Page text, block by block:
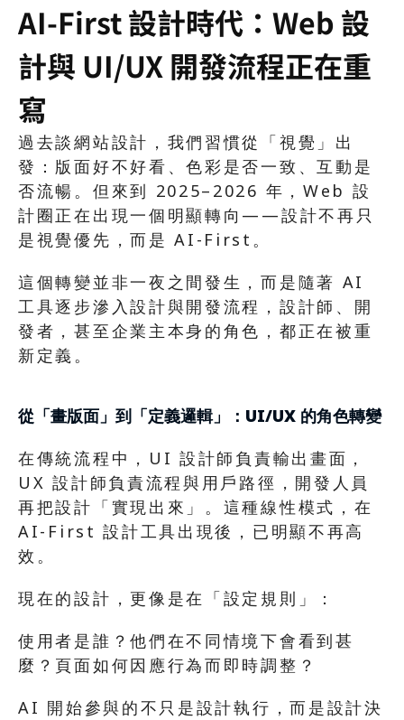
AI-First 設計時代：Web 設
計與 UI/UX 開發流程正在重
寫
過去談網站設計，我們習慣從「視覺」出
發：版面好不好看、色彩是否一致、互動是
否流暢。但來到 2025–2026 年，Web 設
計圈正在出現一個明顯轉向——設計不再只
是視覺優先，而是 AI-First。
這個轉變並非一夜之間發生，而是隨著 AI
工具逐步滲入設計與開發流程，設計師、開
發者，甚至企業主本身的角色，都正在被重
新定義。
從「畫版面」到「定義邏輯」：UI/UX 的角色轉變
在傳統流程中，UI 設計師負責輸出畫面，
UX 設計師負責流程與用戶路徑，開發人員
再把設計「實現出來」。這種線性模式，在
AI-First 設計工具出現後，已明顯不再高
效。
現在的設計，更像是在「設定規則」：
使用者是誰？他們在不同情境下會看到甚
麼？頁面如何因應行為而即時調整？
AI 開始參與的不只是設計執行，而是設計決